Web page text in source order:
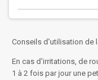
Conseils d'utilisation de
En cas d'irritations, de
1 à 2 fois par jour une